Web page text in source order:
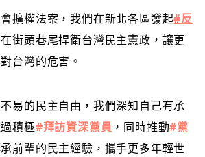
擴權法案，我們在新北各區發起#反
街頭巷尾捍衛台灣民主憲政，讓更
台灣的危害。
易的民主自由，我們深知自己有承
積極#拜訪資深黨員 ，同時推動#黨
承前輩的民主經驗，攜手更多年輕世